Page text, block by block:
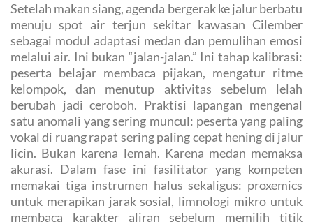
Setelah makan siang, agenda bergerak ke jalur berbatu
menuju spot air terjun sekitar kawasan Cilember
sebagai modul adaptasi medan dan pemulihan emosi
melalui air. Ini bukan “jalan-jalan.” Ini tahap kalibrasi:
peserta belajar membaca pijakan, mengatur ritme
kelompok, dan menutup aktivitas sebelum lelah
berubah jadi ceroboh. Praktisi lapangan mengenal
satu anomali yang sering muncul: peserta yang paling
vokal di ruang rapat sering paling cepat hening di jalur
licin. Bukan karena lemah. Karena medan memaksa
akurasi. Dalam fase ini fasilitator yang kompeten
memakai tiga instrumen halus sekaligus: proxemics
untuk merapikan jarak sosial, limnologi mikro untuk
membaca karakter aliran sebelum memilih titik